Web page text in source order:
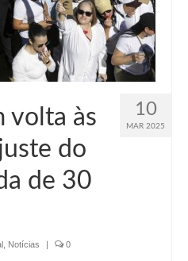
10
MAR 2025
volta às
do
de 30
Notícias | 0